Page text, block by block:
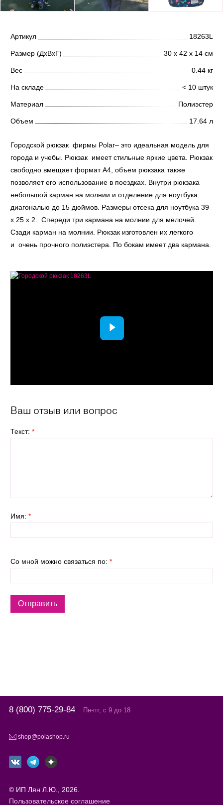
Артикул 18263L
Размер (ДхВхГ) 30 х 42 х 14 см
Вес 0.44 кг
На складе < 10 штук
Материал Полиэстер
Объем 17.64 л
Городской рюкзак фирмы Polar– это идеальная модель для
города и учебы. Рюкзак имеет стильные яркие цвета. Рюкзак
свободно вмещает формат А4, объем рюкзака также
позволяет его использование в поездках. Внутри рюкзака
небольшой карман на молнии и отделение для ноутбука
диагональю до 15 дюймов. Размеры отсека для ноутбука 39
x 25 x 2. Спереди три кармана на молнии для мелочей.
Сзади карман на молнии. Рюкзак изготовлен их легкого
и очень прочного полиэстера. По бокам имеет два кармана.
Ваш отзыв или вопрос
Текст: *
Имя: *
Со мной можно связаться по: *
8 (800) 775-29-84 Пн-пт, с 9 до 18
shop@polashop.ru
© ИП Лян Л.Ю., 2026.
Пользовательское соглашение